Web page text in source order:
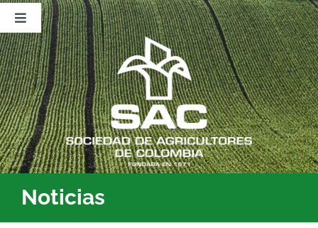
Saltar
contenido
Toggle
Navigation
Nosotros
Publicaciones
Sala de Prensa
Eventos
Noticias